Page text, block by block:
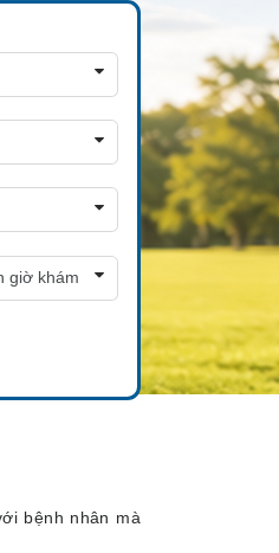
bệnh nhân mà